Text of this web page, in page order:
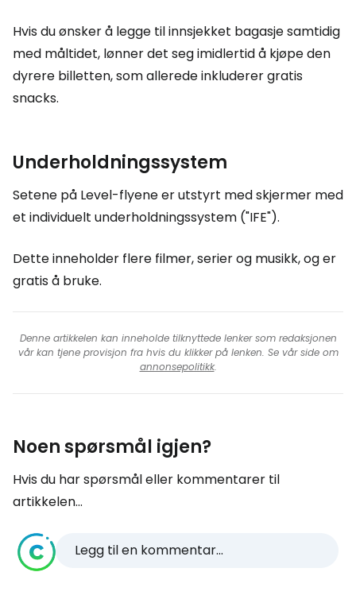
Hvis du ønsker å legge til innsjekket bagasje samtidig
med måltidet, lønner det seg imidlertid å kjøpe den
dyrere billetten, som allerede inkluderer gratis
snacks.
Underholdningssystem
Setene på Level-flyene er utstyrt med skjermer med
et individuelt underholdningssystem ("IFE").
Dette inneholder flere filmer, serier og musikk, og er
gratis å bruke.
Denne artikkelen kan inneholde tilknyttede lenker som redaksjonen
vår kan tjene provisjon fra hvis du klikker på lenken. Se vår side om
annonsepolitikk.
Noen spørsmål igjen?
Hvis du har spørsmål eller kommentarer til
artikkelen...
Legg til en kommentar...